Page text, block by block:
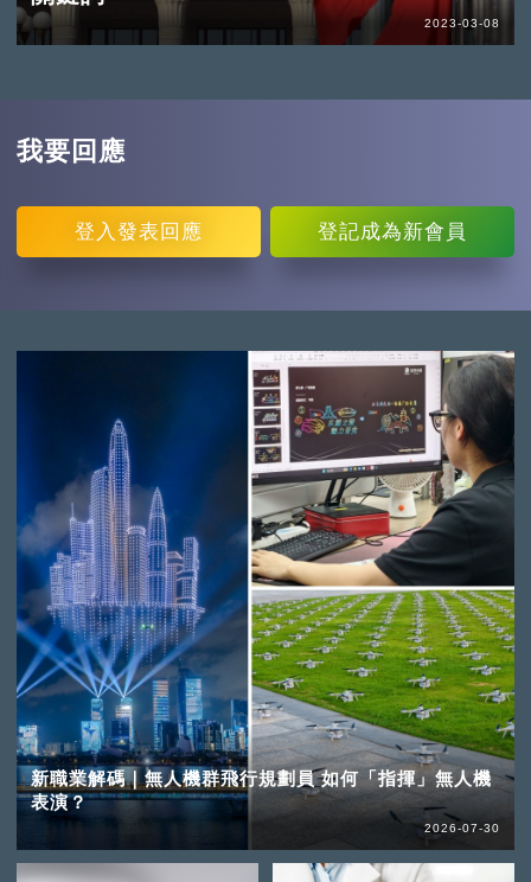
2023-03-08
我要回應
登入 發表回應 登記成為新會員
新職業解碼｜無人機群飛行規劃員 如何「指揮」無人機
表演？
2026-07-30